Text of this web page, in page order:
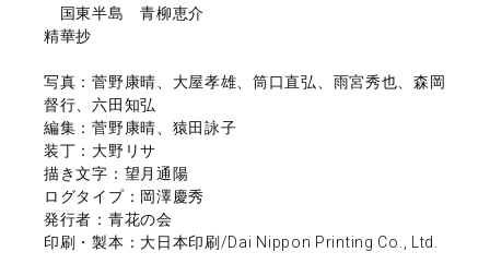
国東半島 青柳恵介
精華抄
写真：菅野康晴、大屋孝雄、筒口直弘、雨宮秀也、森岡
督行、六田知弘
編集：菅野康晴、猿田詠子
装丁：大野リサ
描き文字：望月通陽
ログタイプ：岡澤慶秀
発行者：青花の会
印刷・製本：大日本印刷/Dai Nippon Printing Co., Ltd.